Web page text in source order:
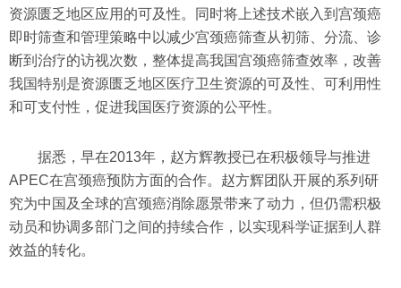
资源匮乏地区应用的可及性。同时将上述技术嵌入到宫颈癌
即时筛查和管理策略中以减少宫颈癌筛查从初筛、分流、诊
断到治疗的访视次数，整体提高我国宫颈癌筛查效率，改善
我国特别是资源匮乏地区医疗卫生资源的可及性、可利用性
和可支付性，促进我国医疗资源的公平性。
据悉，早在2013年，赵方辉教授已在积极领导与推进
APEC在宫颈癌预防方面的合作。赵方辉团队开展的系列研
究为中国及全球的宫颈癌消除愿景带来了动力，但仍需积极
动员和协调多部门之间的持续合作，以实现科学证据到人群
效益的转化。